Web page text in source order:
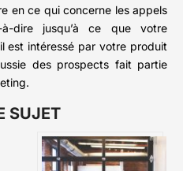
en ce qui concerne les appels
à-dire jusqu’à ce que votre
est intéressé par votre produit
des prospects fait partie
SUJET